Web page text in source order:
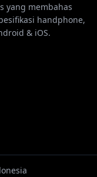
yang membahas
handphone,
& iOS.